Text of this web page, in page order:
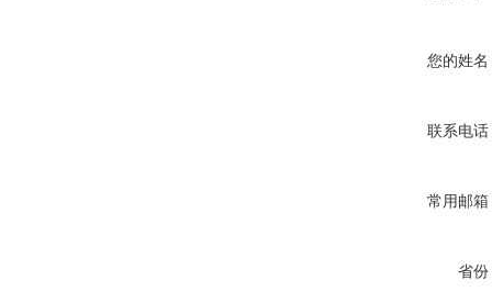
您的姓名
联系电话
常用邮箱
省份